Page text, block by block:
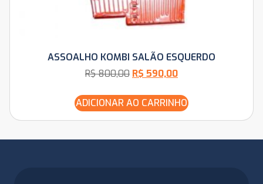
ASSOALHO KOMBI SALÃO ESQUERDO
R$800,00 R$ 590,00
ADICIONAR AO CARRINHO